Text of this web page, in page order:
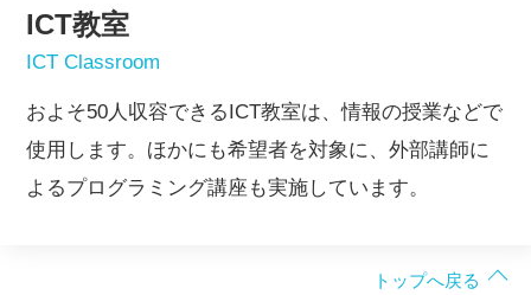
ICT教室
ICT Classroom
およそ50人収容できるICT教室は、情報の授業などで
使用します。ほかにも希望者を対象に、外部講師に
よるプログラミング講座も実施しています。
トップへ戻る